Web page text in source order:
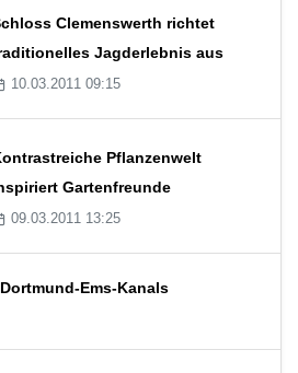
Clemenswerth richtet
Jagderlebnis aus
10.03.2011 09:15
Pflanzenwelt
Gartenfreunde
09.03.2011 13:25
Ems-Kanals